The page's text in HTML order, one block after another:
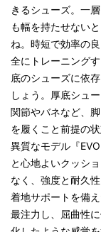
きるシューズ。一
も幅を持たせない
ね。時短で効率の
全にトレーニング
底のシューズに依
しょう。厚底シュ
関節やバネなど、
を履くこと前提の
異質なモデル『
と心地よいクッシ
なく、強度と耐久
着地サポートを備
最注力し、屈曲性